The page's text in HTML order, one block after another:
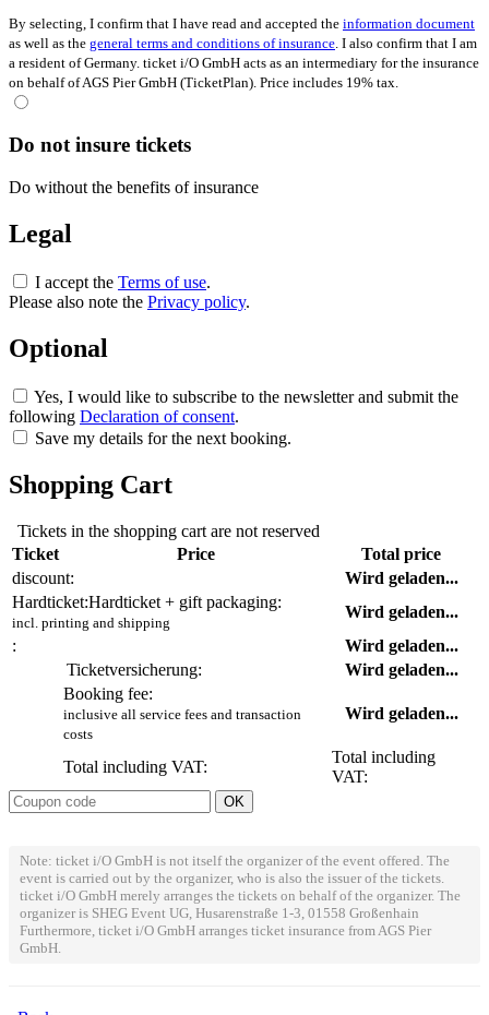
By selecting, I confirm that I have read and accepted the information document
as well as the general terms and conditions of insurance . I also confirm that I am
a resident of Germany. ticket i/O GmbH acts as an intermediary for the insurance
on behalf of AGS Pier GmbH (TicketPlan). Price includes 19% tax.
Do not insure tickets
Do without the benefits of insurance
Legal
I accept the Terms of use.
Please also note the Privacy policy.
Optional
Yes, I would like to subscribe to the newsletter and submit the
following Declaration of consent.
Save my details for the next booking.
Shopping Cart
Tickets in the shopping cart are not reserved
Ticket
Price
Total price
discount:
Wird geladen...
Hardticket:Hardticket + gift packaging:
incl. printing and shipping
Wird geladen...
:
Wird geladen...
Ticketversicherung:
Wird geladen...
Booking fee:
inclusive all service fees and transaction
costs
Wird geladen...
Total including VAT:
Total including
VAT:
Note: ticket i/O GmbH is not itself the organizer of the event offered. The
event is carried out by the organizer, who is also the issuer of the tickets.
ticket i/O GmbH merely arranges the tickets on behalf of the organizer. The
organizer is SHEG Event UG, Husarenstraße 1-3, 01558 Großenhain
Furthermore, ticket i/O GmbH arranges ticket insurance from AGS Pier
GmbH.